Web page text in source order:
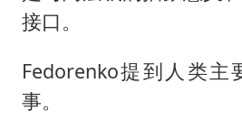
接口。
Fedorenko提到人类主
事。